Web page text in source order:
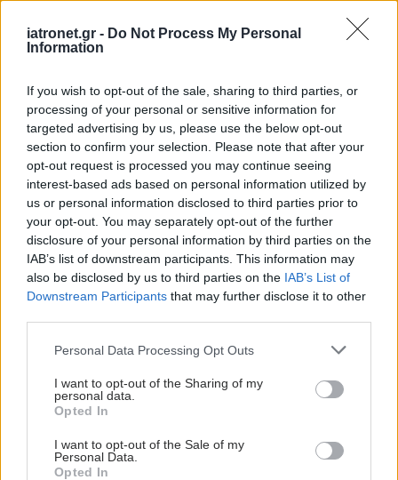
iatronet.gr - Do Not Process My Personal
Information
If you wish to opt-out of the sale, sharing to third parties, or
processing of your personal or sensitive information for
targeted advertising by us, please use the below opt-out
section to confirm your selection. Please note that after your
opt-out request is processed you may continue seeing
interest-based ads based on personal information utilized by
us or personal information disclosed to third parties prior to
your opt-out. You may separately opt-out of the further
disclosure of your personal information by third parties on the
IAB’s list of downstream participants. This information may
also be disclosed by us to third parties on the IAB’s List of
Downstream Participants that may further disclose it to other
Please note that this website/app uses one or more Google
not limited to your visit or usage behaviour. You may click to
grant or deny consent to Google and its third-party tags to
use your data for below specified purposes in below Google
consent section.
Personal Data Processing Opt Outs
I want to opt-out of the Sharing of my
personal data.
Opted In
I want to opt-out of the Sale of my
Personal Data.
Opted In
ΔΙΑΒΑΣΤΕ ΑΚΟΜΑ
Οστεοαρθρίτιδα
γόνατος: Ο εμβολισμός
αρτηριών μειώνει τον
πόνο έως και έναν χρόνο
χειρουργείο για
και ισχίου ;
18ο Συνέδριο Πρόληψης
& Υγείας «Health for